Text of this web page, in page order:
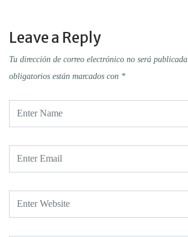
Leave a Reply
Tu dirección de correo electrónico no será publicada.
obligatorios están marcados con *